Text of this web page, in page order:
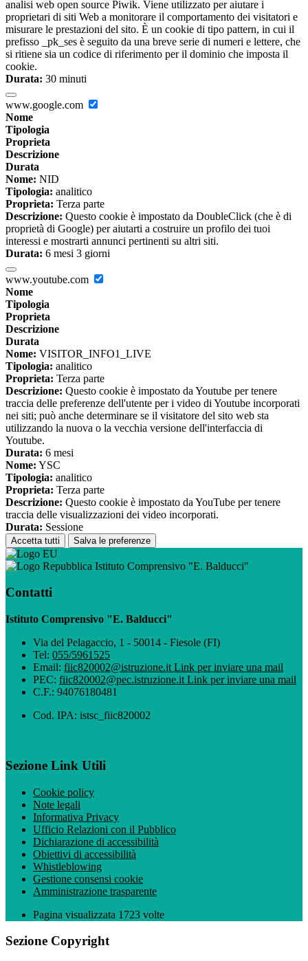
analisi web open source Piwik. Viene utilizzato per aiutare i
proprietari di siti Web a monitorare il comportamento dei visitatori e
misurare le prestazioni del sito. È un cookie di tipo pattern, in cui il
prefisso _pk_ses è seguito da una breve serie di numeri e lettere, che
si ritiene sia un codice di riferimento per il dominio che imposta il
cookie.
Durata: 30 minuti
www.google.com
Nome
Tipologia
Proprieta
Descrizione
Durata
Nome: NID
Tipologia: analitico
Proprieta: Terza parte
Descrizione: Questo cookie è impostato da DoubleClick (che è di
proprietà di Google) per aiutarti a costruire un profilo dei tuoi
interessi e mostrarti annunci pertinenti su altri siti.
Durata: 6 mesi 3 giorni
www.youtube.com
Nome
Tipologia
Proprieta
Descrizione
Durata
Nome: VISITOR_INFO1_LIVE
Tipologia: analitico
Proprieta: Terza parte
Descrizione: Questo cookie è impostato da Youtube per tenere
traccia delle preferenze dell'utente per i video di Youtube incorporati
nei siti; può anche determinare se il visitatore del sito web sta
utilizzando la nuova o la vecchia versione dell'interfaccia di
Youtube.
Durata: 6 mesi
Nome: YSC
Tipologia: analitico
Proprieta: Terza parte
Descrizione: Questo cookie è impostato da YouTube per tenere
traccia delle visualizzazioni dei video incorporati.
Durata: Sessione
Accetta tutti Salva le preferenze
Istituto Comprensivo "E. Balducci"
Contatti
Istituto Comprensivo "E. Balducci"
Via del Pelagaccio, 1 - 50014 - Fiesole (FI)
Tel: 055/5961525
Email: fiic820002@istruzione.it Link per inviare una mail
PEC: fiic820002@pec.istruzione.it Link per inviare una mail
C.F.: 94076180481
Cod. IPA: istsc_fiic820002
Sezione Link Utili
Cookie policy
Note legali
Informativa Privacy
Ufficio Relazioni con il Pubblico
Dichiarazione di accessibilità
Obiettivi di accessibilità
Whistleblowing
Gestione consensi cookie
Amministrazione trasparente
Pagina visualizzata 1723 volte
Sezione Copyright